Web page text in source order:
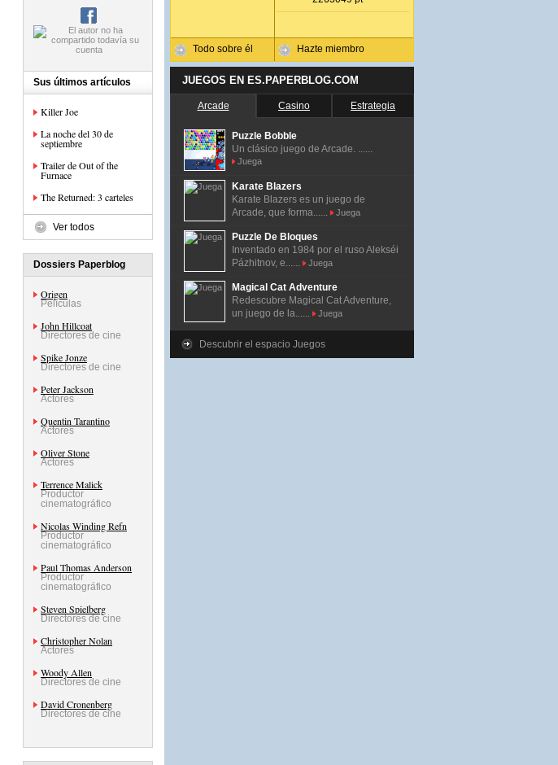
Sus últimos artículos
Killer Joe
La noche del 30 de
septiembre
Trailer de Out of the
Furnace
The Returned: 3 carteles
Ver todos
Dossiers Paperblog
Origen
Películas
John Hillcoat
Directores de cine
Spike Jonze
Directores de cine
Peter Jackson
Actores
Quentin Tarantino
Actores
Oliver Stone
Actores
Terrence Malick
Productor
cinematográfico
Nicolas Winding Refn
Productor
cinematográfico
Paul Thomas Anderson
Productor
cinematográfico
Steven Spielberg
Directores de cine
Christopher Nolan
Actores
Woody Allen
Directores de cine
David Cronenberg
Directores de cine
Todo sobre él Hazte miembro
JUEGOS EN ES.PAPERBLOG.COM
Arcade Casino Estrategia
Puzzle Bobble
Un clásico juego de Arcade. ......
Juega
Karate Blazers
Karate Blazers es un juego de
Arcade, que forma......
Juega
Puzzle De Bloques
Inventado en 1984 por el ruso Alekséi
Pázhitnov, e......
Juega
Magical Cat Adventure
Redescubre Magical Cat Adventure,
un juego de la......
Juega
Descubrir el espacio Juegos